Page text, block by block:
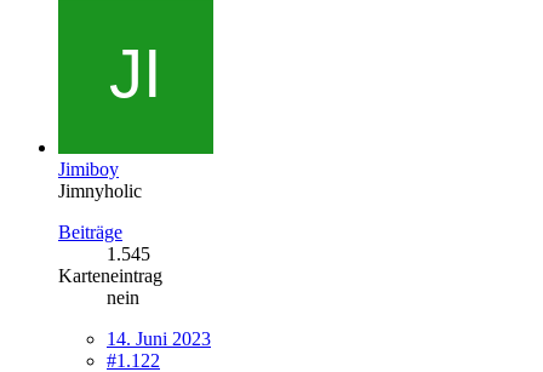
Jimiboy
Jimnyholic
Beiträge
1.545
Karteneintrag
nein
14. Juni 2023
#1.122